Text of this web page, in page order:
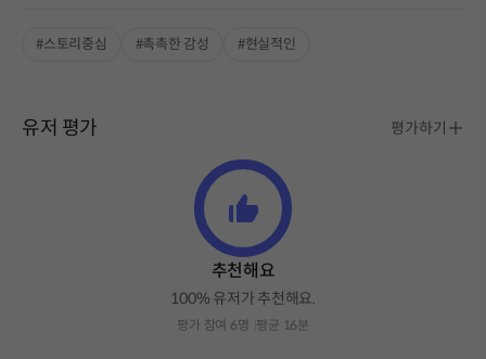
#스토리중심 #촉촉한 감성 #현실적인
유저 평가 평가하기
추천해요
100% 유저가 추천해요.
평가 참여 6명 평균 16분